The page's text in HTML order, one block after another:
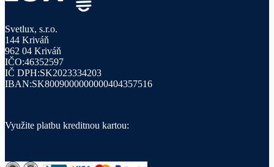
Svetlux, s.r.o.
144 Kriváň
962 04 Kriváň
IČO:46352597
IČ DPH:SK2023334203
IBAN:SK8009000000000404357516
Využite platbu kreditnou kartou: